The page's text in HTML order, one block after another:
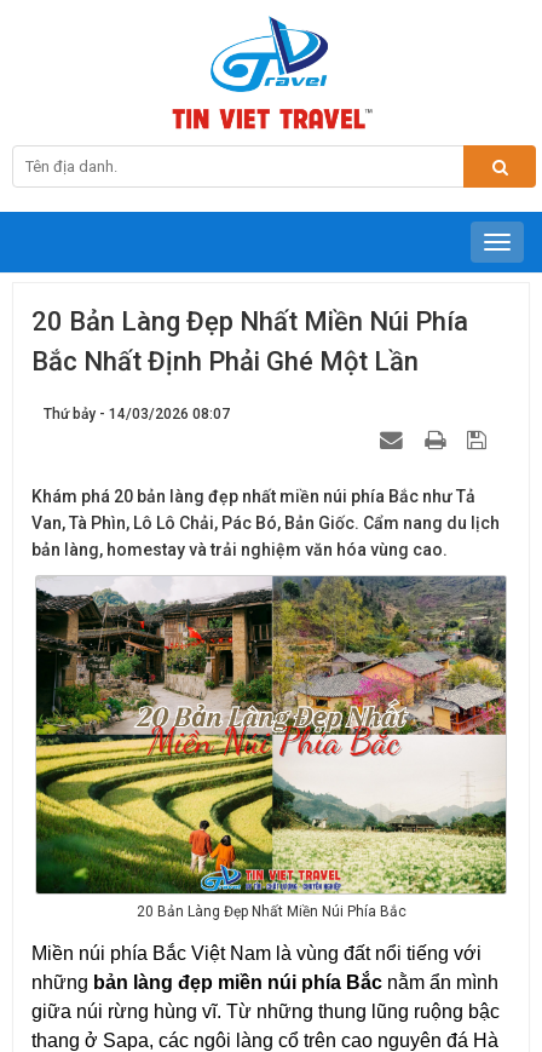
20 Bản Làng Đẹp Nhất Miền Núi Phía
Bắc Nhất Định Phải Ghé Một Lần
Thứ bảy - 14/03/2026 08:07
Khám phá 20 bản làng đẹp nhất miền núi phía Bắc như Tả
Van, Tà Phìn, Lô Lô Chải, Pác Bó, Bản Giốc. Cẩm nang du lịch
bản làng, homestay và trải nghiệm văn hóa vùng cao.
20 Bản Làng Đẹp Nhất Miền Núi Phía Bắc
Miền núi phía Bắc Việt Nam là vùng đất nổi tiếng với
những bản làng đẹp miền núi phía Bắc nằm ẩn mình
giữa núi rừng hùng vĩ. Từ những thung lũng ruộng bậc
thang ở Sapa, các ngôi làng cổ trên cao nguyên đá Hà